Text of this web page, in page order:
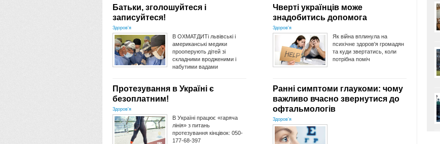
Батьки, зголошуйтеся і
записуйтеся!
Здоров'я
В ОХМАТДИТі львівські і
американські медики
прооперують дітей зі
складними вродженими і
набутими вадами
Чверті українців може
знадобитись допомога
Здоров'я
Як війна вплинула на
психічне здоров'я громадян
та куди звертатись, коли
потрібна поміч
Протезування в Україні є
безоплатним!
Здоров'я
В Україні працює «гаряча
лінія» з питань
протезування кінцівок: 050-
177-68-397
Ранні симптоми глаукоми: чому
важливо вчасно звернутися до
офтальмологів
Здоров'я